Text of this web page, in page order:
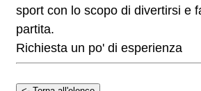
sport con lo scopo di divertirsi e
partita.
Richiesta un po' di esperienza